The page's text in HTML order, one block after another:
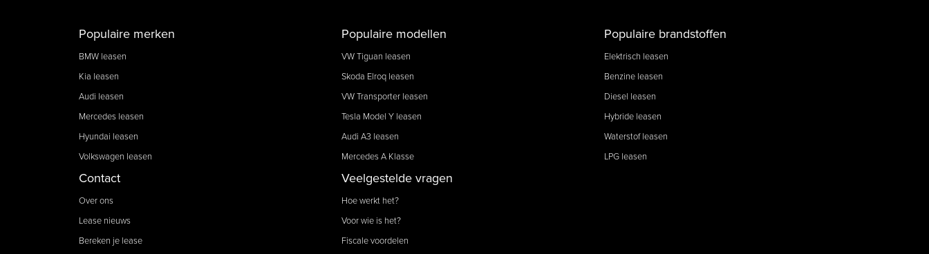
Populaire merken
BMW leasen
Kia leasen
Audi leasen
Mercedes leasen
Hyundai leasen
Volkswagen leasen
Populaire modellen
VW Tiguan leasen
Skoda Elroq leasen
VW Transporter leasen
Tesla Model Y leasen
Audi A3 leasen
Mercedes A Klasse
Populaire brandstoffen
Elektrisch leasen
Benzine leasen
Diesel leasen
Hybride leasen
Waterstof leasen
LPG leasen
Contact
Over ons
Lease nieuws
Bereken je lease
Veelgestelde vragen
Hoe werkt het?
Voor wie is het?
Fiscale voordelen